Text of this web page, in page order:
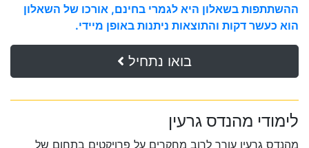
ההשתתפות בשאלון היא לגמרי בחינם, אורכו של השאלון
הוא כעשר דקות והתוצאות ניתנות באופן מיידי.
בואו נתחיל
לימודי מהנדס גרעין
מהנדס גרעין עורך לרוב מחקרים על פרויקטים בתחום של